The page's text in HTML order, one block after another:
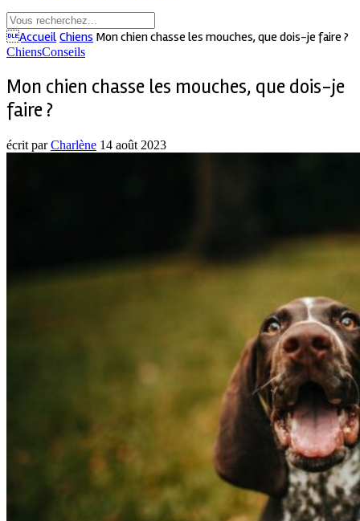
Accueil Chiens Mon chien chasse les mouches, que dois-je faire ?
ChiensConseils
Mon chien chasse les mouches, que dois-je
faire ?
écrit parCharlène 14 août 2023